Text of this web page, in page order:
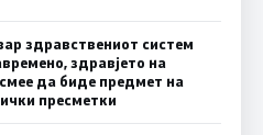
здравствениот систем
здравјето на
да биде предмет на
пресметки